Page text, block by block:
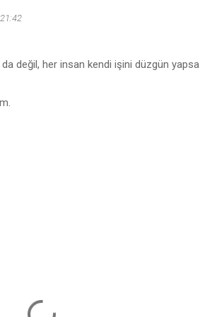
da değil, her insan kendi işini düzgün